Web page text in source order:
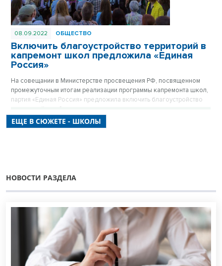
08.09.2022 ОБЩЕСТВО
Включить благоустройство территорий в
капремонт школ предложила «Единая
Россия»
На совещании в Министерстве просвещения РФ, посвященном
промежуточным итогам реализации программы капремонта школ,
партия «Единая Россия» предложила включить благоустройство
территорий в работы по капитальному ремонту школ, а также
создать реестр недобросовестных подрядчиков, которые
срывают сроки проведения работ.
ЕЩЕ В СЮЖЕТЕ - ШКОЛЫ
НОВОСТИ РАЗДЕЛА